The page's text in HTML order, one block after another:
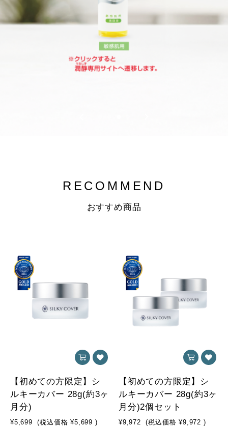
RECOMMEND
おすすめ商品
【初めての方限定】シ
ルキーカバー 28g(約3ヶ
月分)
¥5,699 (税込価格 ¥5,699 )
【初めての方限定】シ
ルキーカバー 28g(約3ヶ
月分)2個セット
¥9,972 (税込価格 ¥9,972 )